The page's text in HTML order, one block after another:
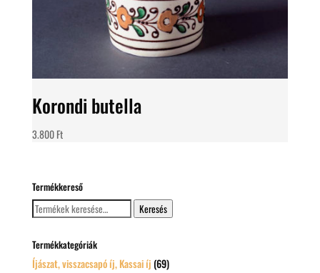
Korondi butella
3.800Ft
Termékkereső
Keresés
a
Keresés
Termékkategóriák
Íjászat, visszacsapó íj, Kassai íj (69)